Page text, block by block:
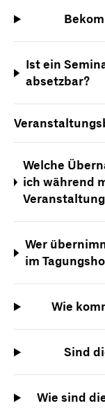
Ist ein
absetzbar?
Welche
ich während
Wer
im
Wie
Sind
Wie sind